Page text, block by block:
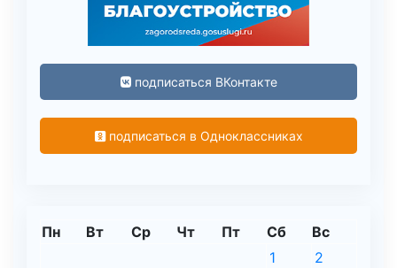
подписаться ВКонтакте
подписаться в Одноклассниках
Пн Вт Ср Чт Пт Сб Вс
1
2